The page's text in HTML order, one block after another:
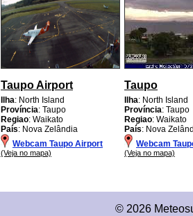
Taupo Airport
Ilha: North Island
Província: Taupo
Regiao: Waikato
País: Nova Zelândia
Webcam Taupo Airport
(Veja no mapa)
Taupo
Ilha: North Island
Província: Taupo
Regiao: Waikato
País: Nova
Webcam
(Veja no mapa)
© 2026